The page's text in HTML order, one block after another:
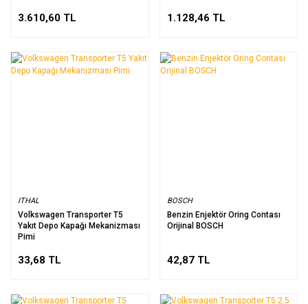
3.610,60 TL 1.128,46 TL
ITHAL
Volkswagen Transporter T5
Yakıt Depo Kapağı Mekanizması
Pimi
33,68 TL
BOSCH
Benzin Enjektör Oring Contası
Orijinal BOSCH
42,87 TL